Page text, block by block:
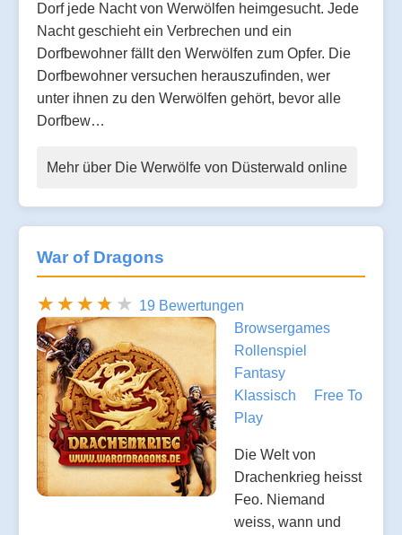
Dorf jede Nacht von Werwölfen heimgesucht. Jede
Nacht geschieht ein Verbrechen und ein
Dorfbewohner fällt den Werwölfen zum Opfer. Die
Dorfbewohner versuchen herauszufinden, wer
unter ihnen zu den Werwölfen gehört, bevor alle
Dorfbew…
Mehr über Die Werwölfe von Düsterwald online
War of Dragons
19 Bewertungen
Browsergames
Rollenspiel
Fantasy
Klassisch
Free To
Play
Die Welt von
Drachenkrieg heisst
Feo. Niemand
weiss, wann und